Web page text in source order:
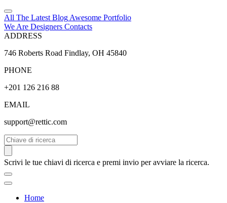
All The Latest Blog Awesome Portfolio
We Are Designers Contacts
ADDRESS
746 Roberts Road Findlay, OH 45840
PHONE
+201 126 216 88
EMAIL
support@rettic.com
Cerca
Scrivi le tue chiavi di ricerca e premi invio per avviare la ricerca.
Home